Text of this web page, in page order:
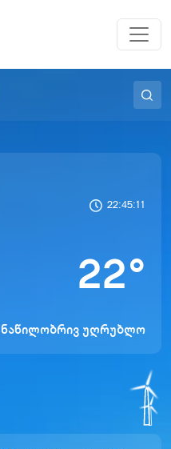
22:45:11
22°
ნაწილობრივ უღრუბლო